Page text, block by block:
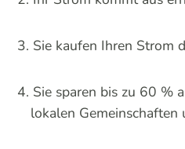
Sie kaufen Ihren Strom
Sie sparen bis zu 60 %
lokalen